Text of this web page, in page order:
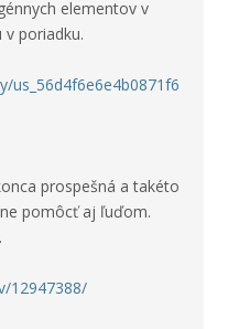
elementov v
v poriadku.
us_56d4f6e6e4b0871f6
prospešná a takéto
pomôcť aj ľuďom.
.
12947388/